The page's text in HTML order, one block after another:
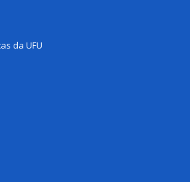
da UFU